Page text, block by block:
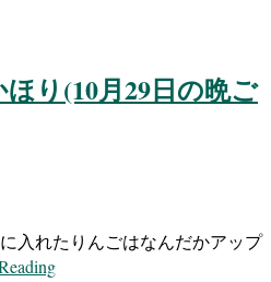
り(10月29日の晩ご
入れたりんごはなんだかアップ